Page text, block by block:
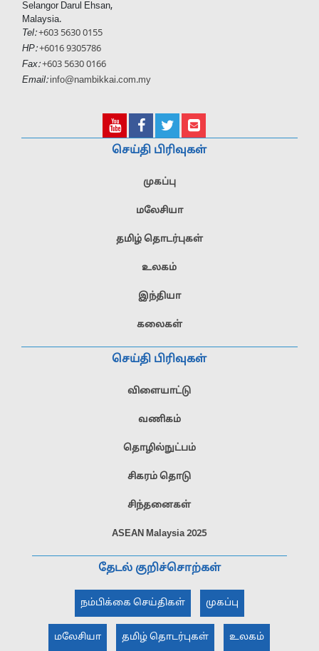
Selangor Darul Ehsan,
Malaysia.
Tel:+603 5630 0155
HP:+6016 9305786
Fax: +603 5630 0166
Email: info@nambikkai.com.my
செய்தி பிரிவுகள்
முகப்பு
மலேசியா
தமிழ் தொடர்புகள்
உலகம்
இந்தியா
கலைகள்
செய்தி பிரிவுகள்
விளையாட்டு
வணிகம்
தொழில்நுட்பம்
சிகரம் தொடு
சிந்தனைகள்
ASEAN Malaysia 2025
தேடல் குறிச்சொற்கள்
நம்பிக்கை செய்திகள் முகப்பு
மலேசியா தமிழ் தொடர்புகள் உலகம்